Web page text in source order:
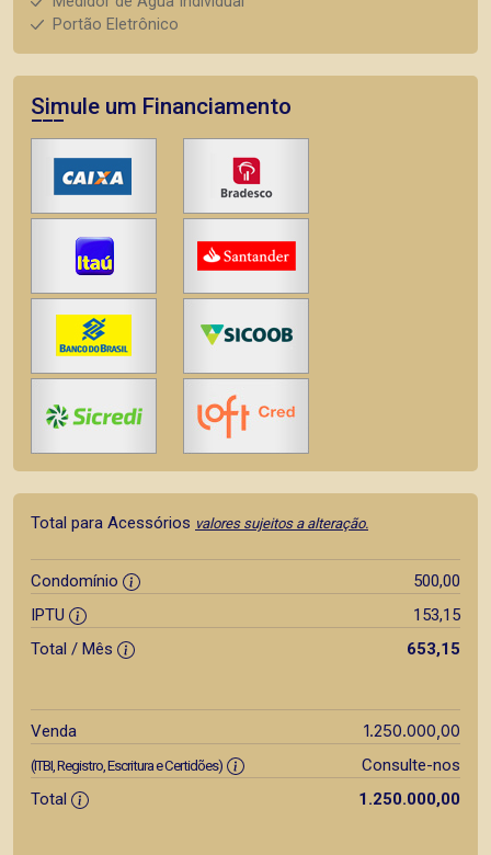
Portão Eletrônico
Simule um Financiamento
Total para Acessórios valores sujeitos a alteração.
Condomínio
500,00
IPTU
153,15
Total / Mês
653,15
Venda 1.250.000,00
(ITBI, Registro, Escritura e Certidões)
Consulte-nos
Total
1.250.000,00